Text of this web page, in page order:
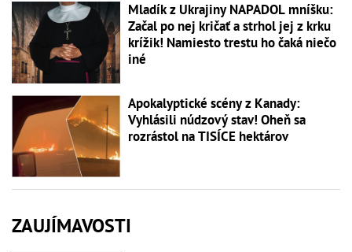
Mladík z Ukrajiny NAPADOL mníšku:
Začal po nej kričať a strhol jej z krku
krížik! Namiesto trestu ho čaká niečo
iné
Apokalyptické scény z Kanady:
Vyhlásili núdzový stav! Oheň sa
rozrástol na TISÍCE hektárov
ZAUJÍMAVOSTI